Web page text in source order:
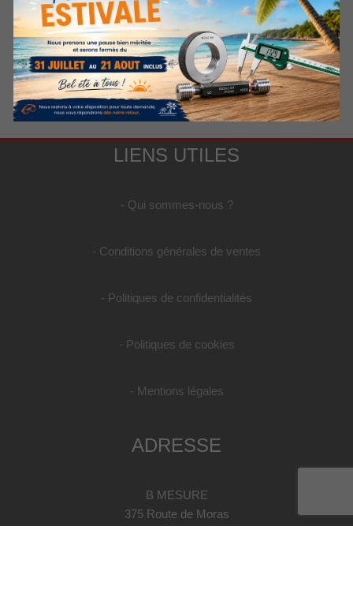
LIENS UTILES
- Qui sommes-nous ?
- Conditions générales de ventes
- Politiques de confidentialités
- Politiques de cookies
- Mentions légales
ADRESSE
B MESURE
375 Route de Moras